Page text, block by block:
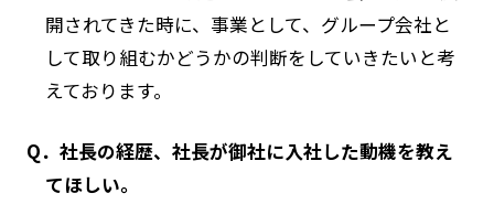
開されてきた時に、事業として、グループ会社と
して取り組むかどうかの判断をしていきたいと考
えております。
Q．社長の経歴、社長が御社に入社した動機を教え
てほしい。